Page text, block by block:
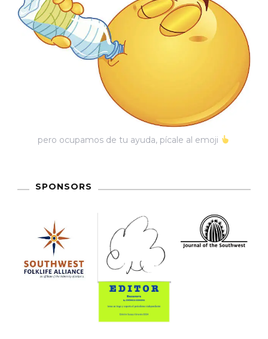
pero ocupamos de tu ayuda, pícale al emoji
SPONSORS